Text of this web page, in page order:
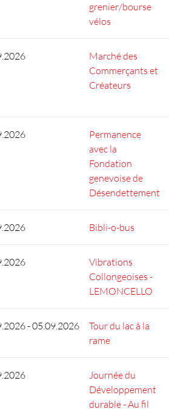
grenier/bourse
vélos
Marché des
Commerçants et
Créateurs
Permanence
avec la
Fondation
genevoise de
Désendettement
Bibli-o-bus
Vibrations
Collongeoises -
LEMONCELLO
- 05.09.2026
Tour du lac à la
rame
Journée du
Développement
durable - Au fil